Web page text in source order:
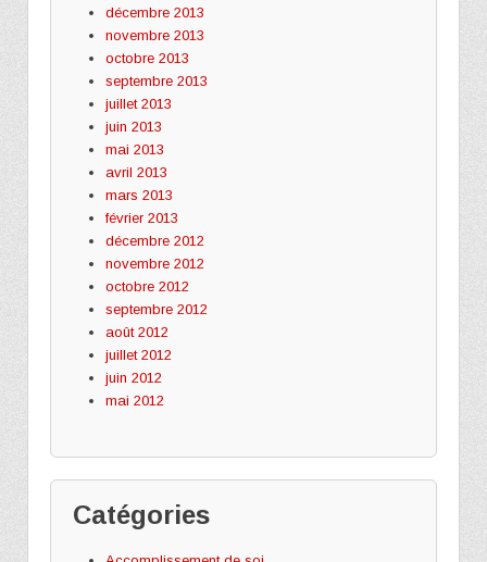
décembre 2013
novembre 2013
octobre 2013
septembre 2013
juillet 2013
juin 2013
mai 2013
avril 2013
mars 2013
février 2013
décembre 2012
novembre 2012
octobre 2012
septembre 2012
août 2012
juillet 2012
juin 2012
mai 2012
Catégories